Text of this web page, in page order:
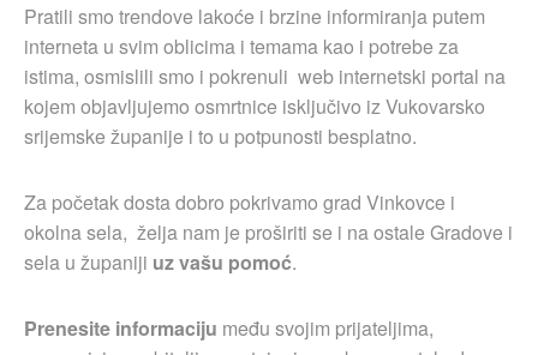
Pratili smo trendove lakoće i brzine informiranja putem
interneta u svim oblicima i temama kao i potrebe za
istima, osmislili smo i pokrenuli web internetski portal na
kojem objavljujemo osmrtnice isključivo iz Vukovarsko
srijemske županije i to u potpunosti besplatno.
Za početak dosta dobro pokrivamo grad Vinkovce i
okolna sela, želja nam je proširiti se i na ostale Gradove i
sela u županiji uz vašu pomoć.
Prenesite informaciju među svojim prijateljima,